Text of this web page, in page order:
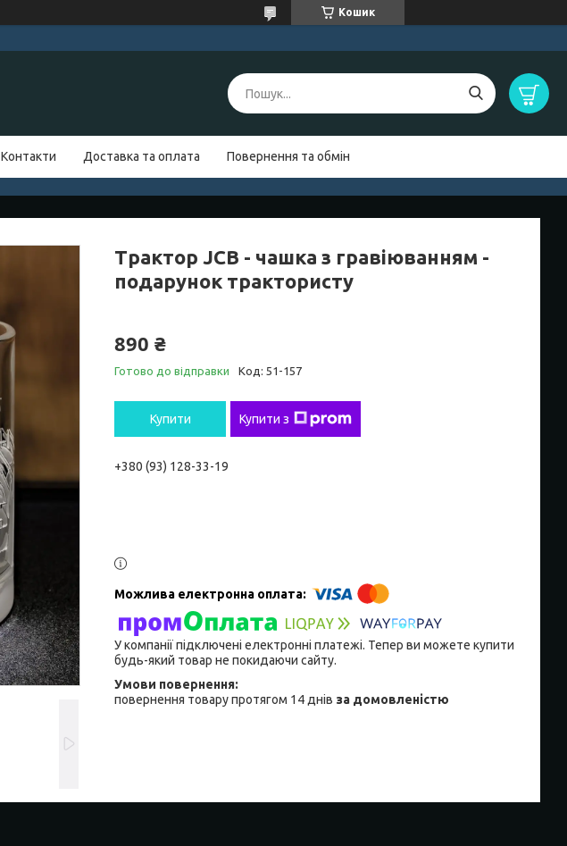
Кошик
Контакти Доставка та оплата Повернення та обмін
Трактор JCB - чашка з гравіюванням -
подарунок трактористу
890 ₴
Готово до відправки Код: 51-157
Купити Купити з
+380 (93) 128-33-19
У компанії підключені електронні платежі. Тепер ви можете купити
будь-який товар не покидаючи сайту.
повернення товару протягом 14 днів за домовленістю